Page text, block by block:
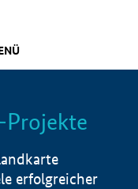
Info
Projekte
erfolgreicher